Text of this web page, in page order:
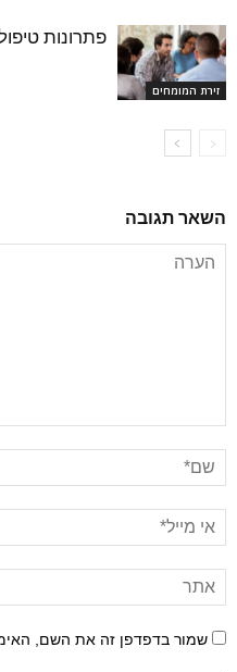
זירת המומחים
פתרונות
השאר תגובה
שמור בדפדפן זה את השם,